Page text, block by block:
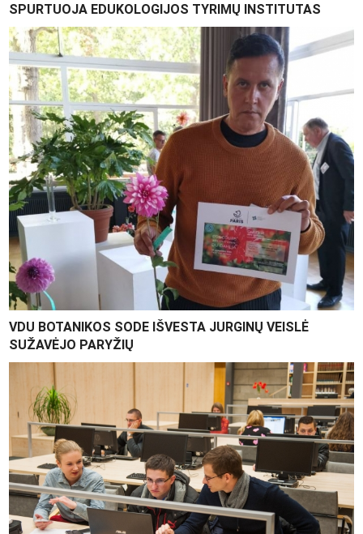
SPURTUOJA EDUKOLOGIJOS TYRIMŲ INSTITUTAS
VDU BOTANIKOS SODE IŠVESTA JURGINŲ VEISLĖ
SUŽAVĖJO PARYŽIŲ